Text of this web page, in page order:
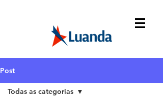
Post
Todas as categorias